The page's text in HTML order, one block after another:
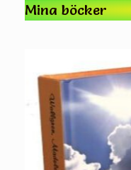
Mina böcker